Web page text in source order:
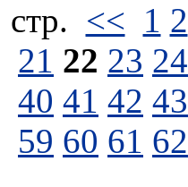
стp. << 1 2
21 22 23 24
40 41 42 43
59 60 61 62